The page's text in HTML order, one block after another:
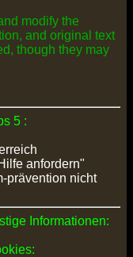
modify the
and original text
though they may
5 :
anfordern"
prävention nicht
Informationen: